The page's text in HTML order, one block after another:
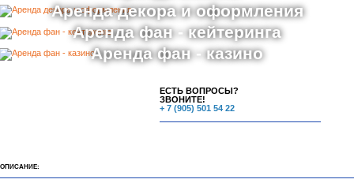
Аренда декора и оформления
Аренда фан - кейтеринга
Аренда фан - казино
ЕСТЬ ВОПРОСЫ?
ЗВОНИТЕ!
+ 7 (905) 501 54 22
ОПИСАНИЕ: